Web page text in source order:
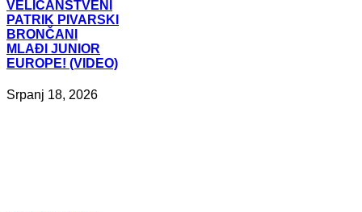
VELIČANSTVENI
PATRIK PIVARSKI
BRONČANI
MLAĐI JUNIOR
EUROPE! (VIDEO)
Srpanj 18, 2026